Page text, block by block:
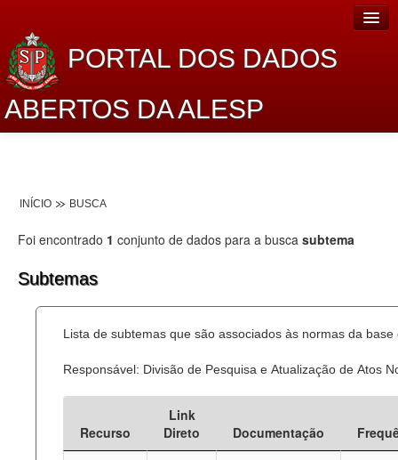
PORTAL DOS DADOS
ABERTOS DA ALESP
Lei de Acesso à Informação
Dados Governamentais Abertos
Processo Legislativo
Deputados Estaduais
INÍCIO BUSCA
Foi encontrado 1 conjunto de dados para a busca subtema
Subtemas
Lista de subtemas que são associados às normas da
Responsável: Divisão de Pesquisa e Atualização de Atos
Recurso
Link
Direto
Documentação